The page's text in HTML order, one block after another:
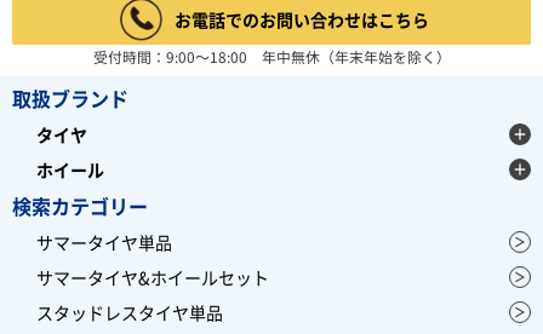
お電話でのお問い合わせはこちら
受付時間：9:00～18:00 年中無休（年末年始を除く）
取扱ブランド
タイヤ
ホイール
検索カテゴリー
サマータイヤ単品
サマータイヤ&ホイールセット
スタッドレスタイヤ単品